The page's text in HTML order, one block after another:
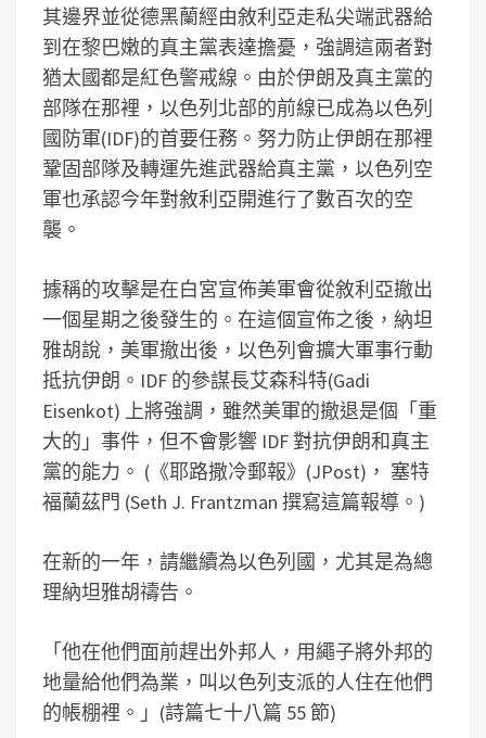
其邊界並從德黑蘭經由敘利亞走私尖端武器給
到在黎巴嫩的真主黨表達擔憂，強調這兩者對
猶太國都是紅色警戒線。由於伊朗及真主黨的
部隊在那裡，以色列北部的前線已成為以色列
國防軍(IDF)的首要任務。努力防止伊朗在那裡
鞏固部隊及轉運先進武器給真主黨，以色列空
軍也承認今年對敘利亞開進行了數百次的空
襲。
據稱的攻擊是在白宮宣佈美軍會從敘利亞撤出
一個星期之後發生的。在這個宣佈之後，納坦
雅胡說，美軍撤出後，以色列會擴大軍事行動
抵抗伊朗。IDF 的參謀長艾森科特(Gadi
Eisenkot) 上將強調，雖然美軍的撤退是個「重
大的」事件，但不會影響 IDF 對抗伊朗和真主
黨的能力。 (《耶路撒冷郵報》(JPost)， 塞特
福蘭茲門 (Seth J. Frantzman 撰寫這篇報導。)
在新的一年，請繼續為以色列國，尤其是為總
理納坦雅胡禱告。
「他在他們面前趕出外邦人，用繩子將外邦的
地量給他們為業，叫以色列支派的人住在他們
的帳棚裡。」(詩篇七十八篇 55 節)